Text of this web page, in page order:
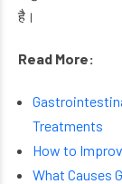
है।
Read More:
Treatments
How to
What Causes